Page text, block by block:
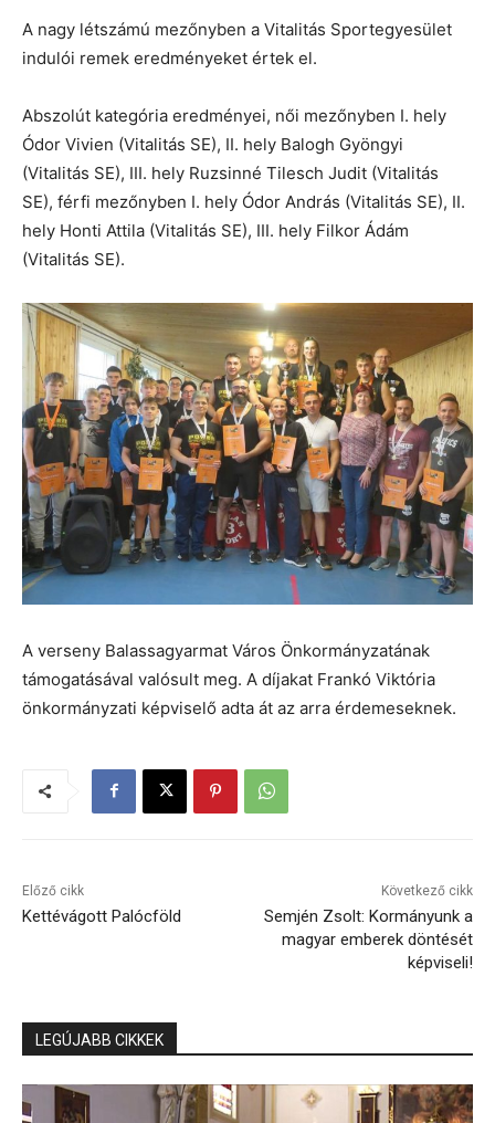
A nagy létszámú mezőnyben a Vitalitás Sportegyesület
indulói remek eredményeket értek el.
Abszolút kategória eredményei, női mezőnyben I. hely
Ódor Vivien (Vitalitás SE), II. hely Balogh Gyöngyi
(Vitalitás SE), III. hely Ruzsinné Tilesch Judit (Vitalitás
SE), férfi mezőnyben I. hely Ódor András (Vitalitás SE), II.
hely Honti Attila (Vitalitás SE), III. hely Filkor Ádám
(Vitalitás SE).
A verseny Balassagyarmat Város Önkormányzatának
támogatásával valósult meg. A díjakat Frankó Viktória
önkormányzati képviselő adta át az arra érdemeseknek.
Előző cikk
Kettévágott Palócföld
Következő cikk
Semjén Zsolt: Kormányunk a
magyar emberek döntését
képviseli!
LEGÚJABB CIKKEK